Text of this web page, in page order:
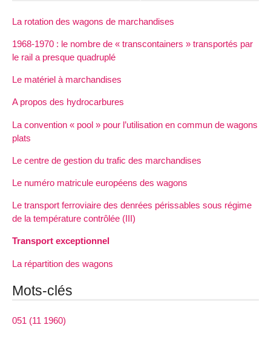
La rotation des wagons de marchandises
1968-1970 : le nombre de « transcontainers » transportés par
le rail a presque quadruplé
Le matériel à marchandises
A propos des hydrocarbures
La convention « pool » pour l’utilisation en commun de wagons
plats
Le centre de gestion du trafic des marchandises
Le numéro matricule européens des wagons
Le transport ferroviaire des denrées périssables sous régime
de la température contrôlée (III)
Transport exceptionnel
La répartition des wagons
Mots-clés
051 (11 1960)